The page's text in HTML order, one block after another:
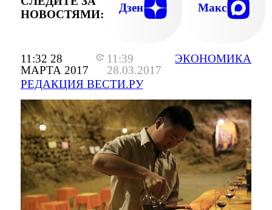
11:32 28
МАРТА 2017
11:39
28.03.2017
РЕДАКЦИЯ ВЕСТИ.РУ
ЭКОНОМИКА
НОВОСТЯМИ:
Дзен Макс